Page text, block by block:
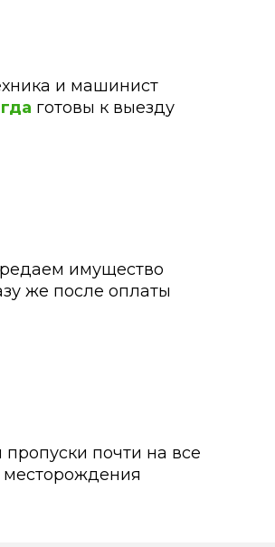
и машинист
готовы к выезду
имущество
же после оплаты
почти на все
месторождения